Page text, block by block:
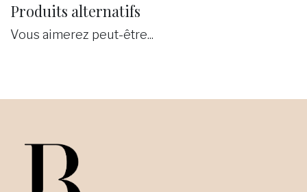
Produits alternatifs
Vous aimerez peut-être...